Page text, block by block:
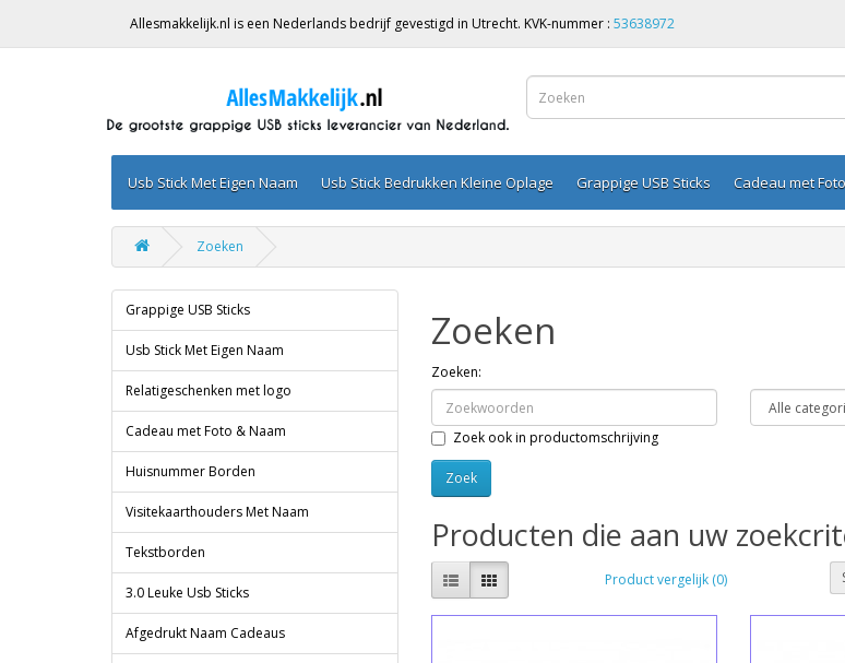
Allesmakkelijk.nl is een Nederlands bedrijf gevestigd in Utrecht. KVK-nummer : 53638972
Usb Stick Met Eigen Naam Usb Stick Bedrukken Kleine Oplage Grappige USB Sticks Cadeau met
Zoeken
Grappige USB Sticks
Usb Stick Met Eigen Naam
Relatigeschenken met logo
Cadeau met Foto & Naam
Huisnummer Borden
Visitekaarthouders Met Naam
Tekstborden
3.0 Leuke Usb Sticks
Afgedrukt Naam Cadeaus
Zoeken
Zoeken:
Zoek ook in productomschrijving
Producten die aan uw
Product vergelijk (0)